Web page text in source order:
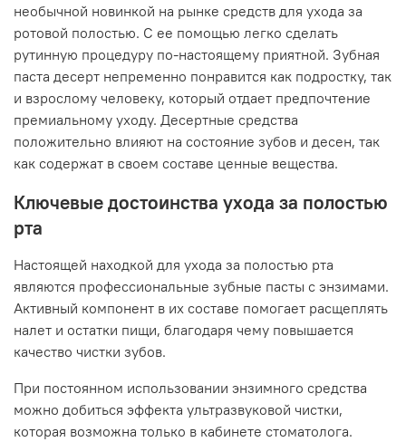
необычной новинкой на рынке средств для ухода за
ротовой полостью. С ее помощью легко сделать
рутинную процедуру по-настоящему приятной. Зубная
паста десерт непременно понравится как подростку, так
и взрослому человеку, который отдает предпочтение
премиальному уходу. Десертные средства
положительно влияют на состояние зубов и десен, так
как содержат в своем составе ценные вещества.
Ключевые достоинства ухода за полостью
рта
Настоящей находкой для ухода за полостью рта
являются профессиональные зубные пасты с энзимами.
Активный компонент в их составе помогает расщеплять
налет и остатки пищи, благодаря чему повышается
качество чистки зубов.
При постоянном использовании энзимного средства
можно добиться эффекта ультразвуковой чистки,
которая возможна только в кабинете стоматолога.